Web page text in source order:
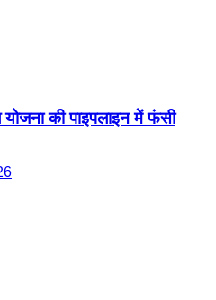
योजना की पाइपलाइन में फंसी